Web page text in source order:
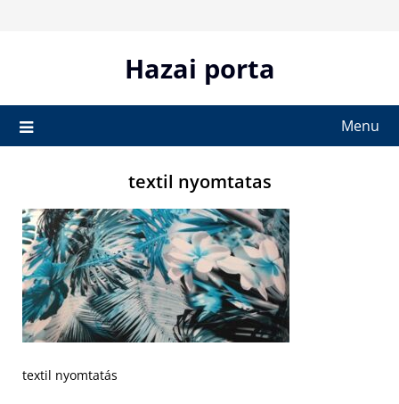
Hazai porta
Menu
textil nyomtatas
textil nyomtatás